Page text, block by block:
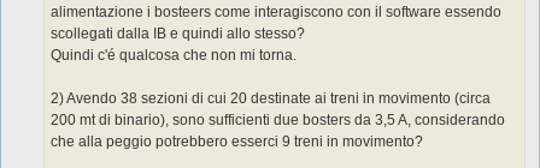
alimentazione i bosteers come interagiscono con il software essendo
scollegati dalla IB e quindi allo stesso?
Quindi c'é qualcosa che non mi torna.
2) Avendo 38 sezioni di cui 20 destinate ai treni in movimento (circa
200 mt di binario), sono sufficienti due bosters da 3,5 A, considerando
che alla peggio potrebbero esserci 9 treni in movimento?